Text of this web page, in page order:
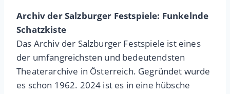
Archiv der Salzburger Festspiele: Funkelnde
Schatzkiste
Das Archiv der Salzburger Festspiele ist eines
der umfangreichsten und bedeutendsten
Theaterarchive in Österreich. Gegründet wurde
es schon 1962. 2024 ist es in eine hübsche